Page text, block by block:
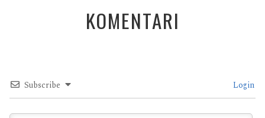
KOMENTARI
Subscribe Login